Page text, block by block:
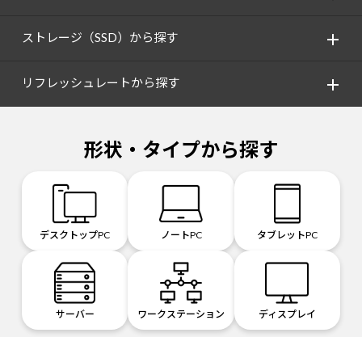
ストレージ（SSD）から探す
リフレッシュレートから探す
形状・タイプから探す
デスクトップPC ノートPC タブレットPC
サーバー ワークステーション ディスプレイ